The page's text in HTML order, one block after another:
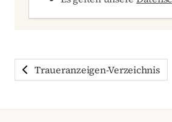
Traueranzeigen-Verzeichnis